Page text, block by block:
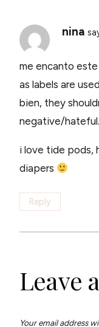
nina
me encanto este
as labels are
bien, they
negative/hateful.
i love tide pods,
diapers
Reply
Leave
Your email address